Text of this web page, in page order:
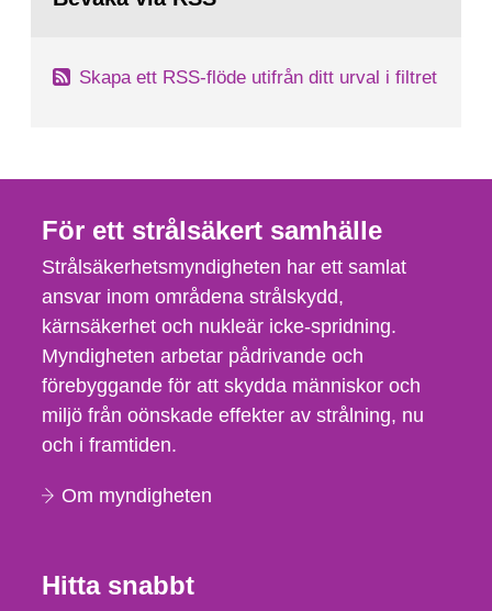
Skapa ett RSS-flöde utifrån ditt urval i filtret
För ett strålsäkert samhälle
Strålsäkerhetsmyndigheten har ett samlat
ansvar inom områdena strålskydd,
kärnsäkerhet och nukleär icke-spridning.
Myndigheten arbetar pådrivande och
förebyggande för att skydda människor och
miljö från oönskade effekter av strålning, nu
och i framtiden.
Om myndigheten
Hitta snabbt